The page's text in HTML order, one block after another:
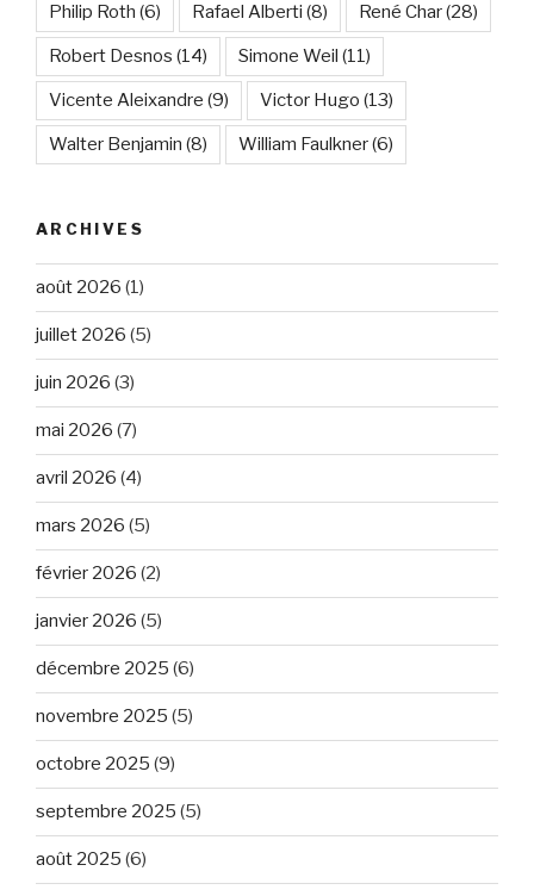
Philip Roth (6) Rafael Alberti (8) René Char(28)
Robert Desnos (14) Simone Weil (11)
Vicente Aleixandre (9) Victor Hugo (13)
Walter Benjamin (8) William Faulkner(6)
ARCHIVES
août 2026 (1)
juillet 2026 (5)
juin 2026 (3)
mai 2026 (7)
avril 2026 (4)
mars 2026 (5)
février 2026 (2)
janvier 2026 (5)
décembre 2025 (6)
novembre 2025 (5)
octobre 2025 (9)
septembre 2025 (5)
août 2025 (6)